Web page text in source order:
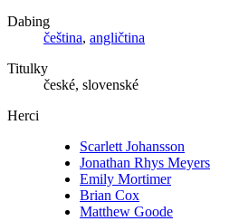
Dabing
čeština, angličtina
Titulky
české, slovenské
Herci
Scarlett Johansson
Jonathan Rhys Meyers
Emily Mortimer
Brian Cox
Matthew Goode